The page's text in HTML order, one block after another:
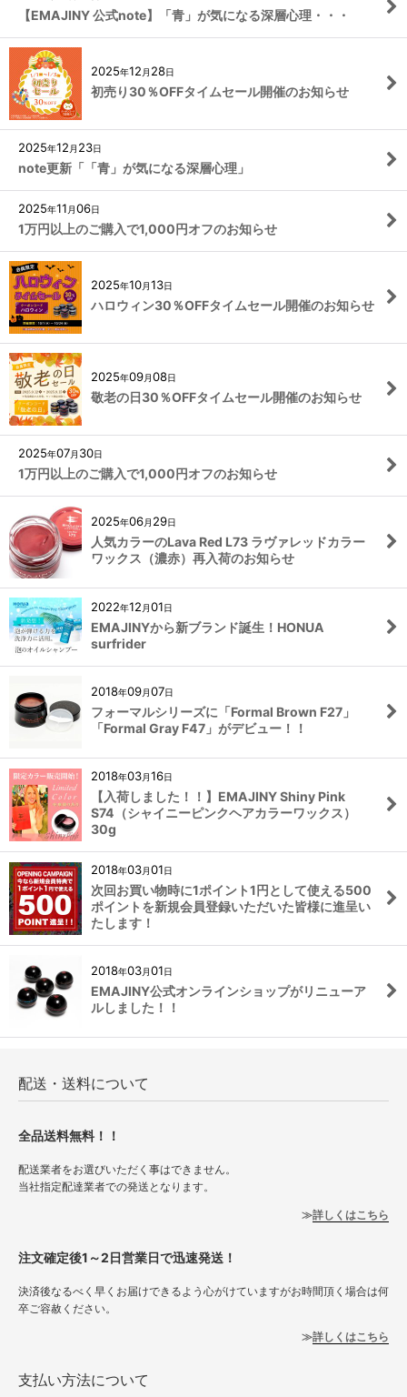
【EMAJINY 公式note】「青」が気になる深層心理・・・
2025年12 月 28日
初売り30％OFFタイムセール開催のお知らせ
2025年12 月 23日
note更新「「青」が気になる深層心理」
2025年11 月06日
1万円以上のご購入で1,000円オフのお知らせ
2025年10月13日
ハロウィン30％OFFタイムセール開催のお知らせ
2025年09月08日
敬老の日30％OFFタイムセール開催のお知らせ
2025年07月 30日
1万円以上のご購入で1,000円オフのお知らせ
2025年06月 29日
人気カラーのLava Red L73 ラヴァレッドカラー
ワックス（濃赤）再入荷のお知らせ
2022年12 月01日
EMAJINYから新ブランド誕生！HONUA
surfrider
2018年09月07日
フォーマルシリーズに「Formal Brown F27」
「Formal Gray F47」がデビュー！！
2018年03月16日
【入荷しました！！】EMAJINY Shiny Pink
S74（シャイニーピンクヘアカラーワックス）
30g
2018年03月01日
次回お買い物時に1ポイント1円として使える500
ポイントを新規会員登録いただいた皆様に進呈い
たします！
2018年03月01日
EMAJINY公式オンラインショップがリニューア
ルしました！！
配送・送料について
全品送料無料！！
配送業者をお選びいただく事はできません。
当社指定配達業者での発送となります。
詳しくはこちら
注文確定後1～2日営業日で迅速発送！
決済後なるべく早くお届けできるよう心がけていますがお時間頂く場合は何
卒ご容赦ください。
詳しくはこちら
支払い方法について